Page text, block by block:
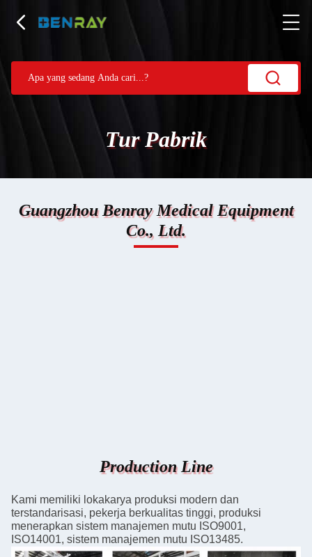
Tur Pabrik
Guangzhou Benray Medical Equipment
Co., Ltd.
Production Line
Kami memiliki lokakarya produksi modern dan
terstandarisasi, pekerja berkualitas tinggi, produksi
menerapkan sistem manajemen mutu ISO9001,
ISO14001, sistem manajemen mutu ISO13485.